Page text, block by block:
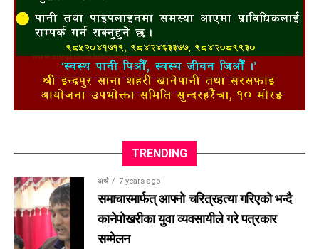
TRENDING
अर्थ 7 years ago
समाचारमार्फत् आफ्नो चरित्रहत्या गरिएको भन्दै
कानेपोखरीका युवा व्यवसायीले गरे पत्रकार
सम्मेलन